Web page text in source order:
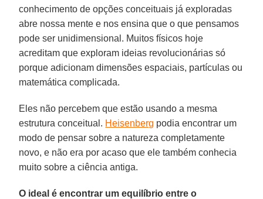
conhecimento de opções conceituais já exploradas
abre nossa mente e nos ensina que o que pensamos
pode ser unidimensional. Muitos físicos hoje
acreditam que exploram ideias revolucionárias só
porque adicionam dimensões espaciais, partículas ou
matemática complicada.
Eles não percebem que estão usando a mesma
estrutura conceitual. Heisenberg podia encontrar um
modo de pensar sobre a natureza completamente
novo, e não era por acaso que ele também conhecia
muito sobre a ciência antiga.
O ideal é encontrar um equilíbrio entre o